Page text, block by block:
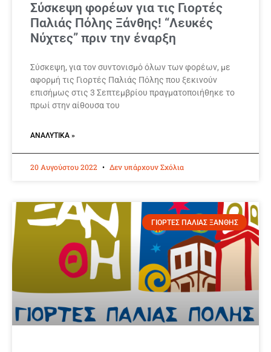
Σύσκεψη φορέων για τις Γιορτές
Παλιάς Πόλης Ξάνθης! “Λευκές
Νύχτες” πριν την έναρξη
Σύσκεψη, για τον συντονισμό όλων των φορέων, με
αφορμή τις Γιορτές Παλιάς Πόλης που ξεκινούν
επισήμως στις 3 Σεπτεμβρίου πραγματοποιήθηκε το
πρωί στην αίθουσα του
ΑΝΑΛΥΤΙΚΆ »
20 Αυγούστου 2022 Δεν υπάρχουν Σχόλια
ΓΙΟΡΤΕΣ ΠΑΛΙΑΣ ΞΑΝΘΗΣ